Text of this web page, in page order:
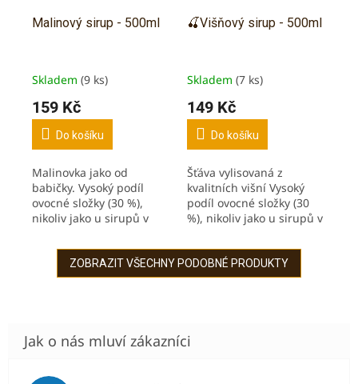
Malinový sirup - 500ml
Skladem (9 ks)
159 Kč
Do košíku
Malinovka jako od
babičky. Vysoký podíl
ovocné složky (30 %),
nikoliv jako u sirupů v
jednou ochutnáte, už
nebudete chtít jinak!
Maliny jsou...
🍒Višňový sirup - 500ml
Skladem (7 ks)
149 Kč
Do košíku
Šťáva vylisovaná z
kvalitních višní Vysoký
podíl ovocné složky (30
%), nikoliv jako u sirupů v
jako limonáda, v zimě
zahřeje jako horký nápoj.
Višně...
ZOBRAZIT VŠECHNY PODOBNÉ PRODUKTY